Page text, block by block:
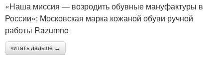
«Наша миссия — возродить обувные мануфактуры в
России»: Московская марка кожаной обуви ручной
работы Razumno
читать дальше →